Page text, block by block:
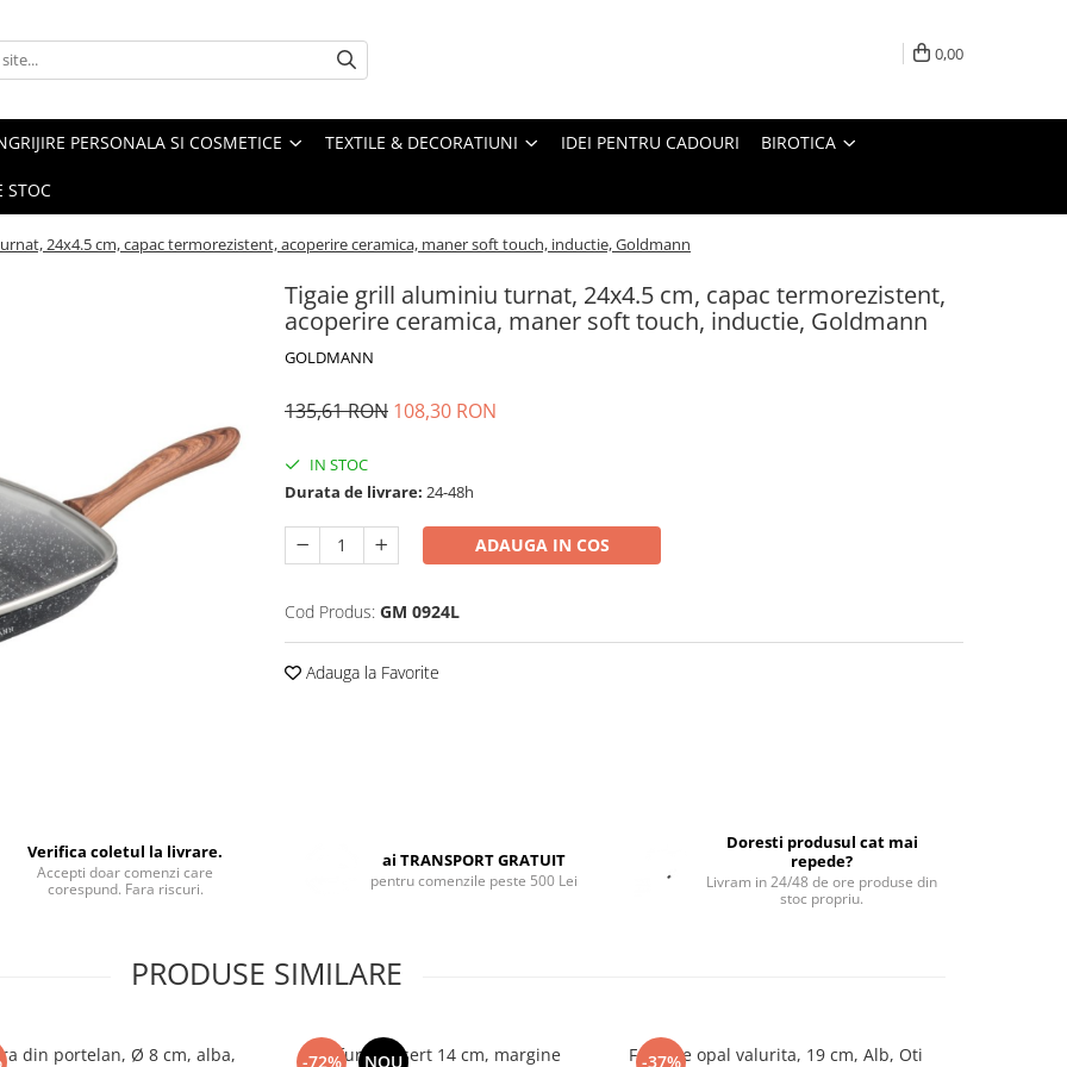
0,00
PERSONALA SI COSMETICE TEXTILE & DECORATIUNI IDEI PENTRU CADOURI BIROTICA
STOC
24x4.5 cm, capac termorezistent, acoperire ceramica, maner soft touch, inductie, Goldmann
Tigaie grill aluminiu turnat, 24x4.5 cm, capac termorezistent,
acoperire ceramica, maner soft touch, inductie, Goldmann
GOLDMANN
135,61 RON 108,30 RON
IN STOC
Durata de livrare: 24-48h
ADAUGA IN COS
Cod Produs: GM 0924L
Adauga la Favorite
Verifica coletul la livrare.
Accepti doar comenzi care
corespund. Fara riscuri.
ai TRANSPORT GRATUIT
pentru comenzile peste 500 Lei
Doresti produsul cat mai
repede?
Livram in 24/48 de ore produse din
stoc propriu.
PRODUSE SIMILARE
din portelan, Ø 8 cm, alba,
-72% NOU
Farfurie desert 14 cm, margine
-37%
Farfurie opal valurita, 19 cm, Alb, Oti